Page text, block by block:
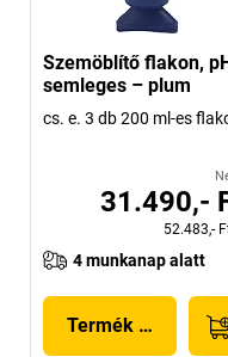
Szemöblítő flakon,
semleges – plum
cs. e. 3 db 200 ml-es
31.490,-
52.483,-
4 munkanap alatt
Termék